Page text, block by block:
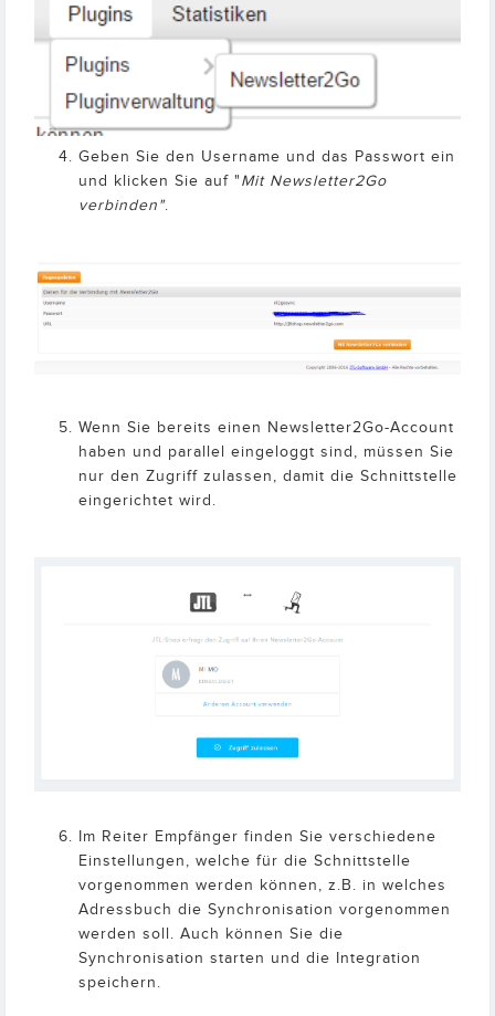
Geben Sie den Username und das Passwort ein
und klicken Sie auf "Mit Newsletter2Go
verbinden".
Wenn Sie bereits einen Newsletter2Go-Account
haben und parallel eingeloggt sind, müssen Sie
nur den Zugriff zulassen, damit die Schnittstelle
eingerichtet wird.
Im Reiter Empfänger finden Sie verschiedene
Einstellungen, welche für die Schnittstelle
vorgenommen werden können, z.B. in welches
Adressbuch die Synchronisation vorgenommen
werden soll. Auch können Sie die
Synchronisation starten und die Integration
speichern.